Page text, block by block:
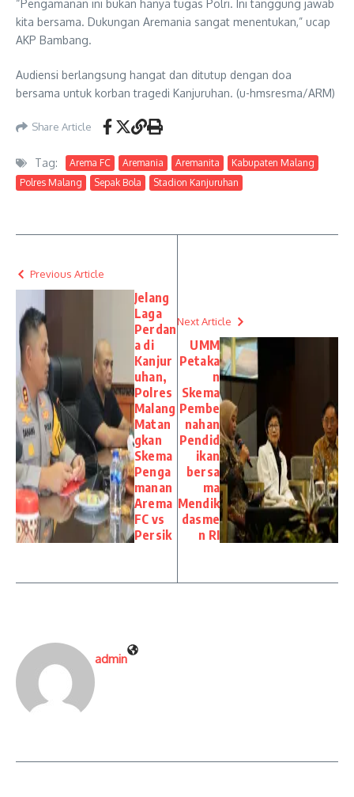
“Pengamanan ini bukan hanya tugas Polri. Ini tanggung jawab
kita bersama. Dukungan Aremania sangat menentukan,” ucap
AKP Bambang.
Audiensi berlangsung hangat dan ditutup dengan doa
bersama untuk korban tragedi Kanjuruhan. (u-hmsresma/ARM)
Share Article
Tag: Arema FC Aremania Aremanita
Kabupaten Malang
Polres Malang
Sepak Bola Stadion Kanjuruhan
Previous Article
Jelang
Laga
Perdan
a di
Kanjur
uhan,
Polres
Malang
Matan
gkan
Skema
Penga
manan
Arema
FC vs
Persik
Next Article
UMM
Petaka
n
Skema
Pembe
nahan
Pendid
ikan
bersa
ma
Mendik
dasme
n RI
admin